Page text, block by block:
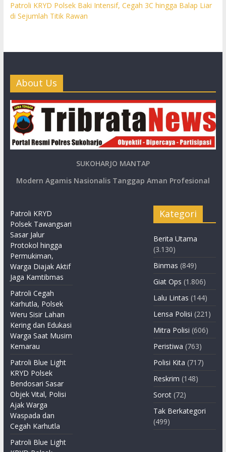
Patroli KRYD Polsek Baki Intensif, Cegah 3C hingga Balap Liar
di Sejumlah Titik Rawan
About Us
SUKOHARJO MANTAP
Modern Agamis Nasionalis Tanggap Aman Profesional
Patroli KRYD
Polsek Tawangsari
Sasar Jalur
Protokol hingga
Permukiman,
Warga Diajak Aktif
Jaga Kamtibmas
Patroli Cegah
Karhutla, Polsek
Weru Sisir Lahan
Kering dan Edukasi
Warga Saat Musim
Kemarau
Patroli Blue Light
KRYD Polsek
Bendosari Sasar
Objek Vital, Polisi
Ajak Warga
Waspada dan
Cegah Karhutla
Patroli Blue Light
Kategori
Berita Utama
(3.130)
Binmas (849)
Giat Ops (1.806)
Lalu Lintas (144)
Lensa Polisi (221)
Mitra Polisi (606)
Peristiwa (763)
Polisi Kita (717)
Reskrim (148)
Sorot (72)
Tak Berkategori
(499)